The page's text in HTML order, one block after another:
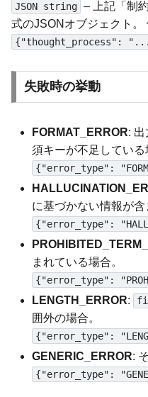
JSON string – 上記「制
式のJSONオブジェクト。
{"thought_process":
失敗時の挙動
FORMAT_ERROR:
須キーが不足している
{"error_type":
に基づかない情報が含
{"error_type":
まれている場合。
{"error_type":
LENGTH_ERROR:
囲外の場合。
{"error_type":
GENERIC_ERROR:
{"error_type":